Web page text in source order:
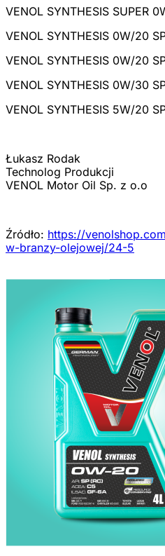
VENOL SYNTHESIS SUPER
VENOL SYNTHESIS 0W/20
VENOL SYNTHESIS 0W/20
VENOL SYNTHESIS 0W/30
VENOL SYNTHESIS 5W/20
Łukasz Rodak
Technolog Produkcji
VENOL Motor Oil Sp. z o.o
Źródło: https://
w-branzy-olejowej/24-5